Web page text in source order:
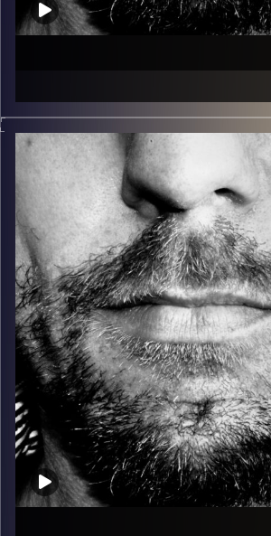
של הופעות חיות. הרבה ג'אם, רוק,
בלוז, bluegrass, ג'אז, Fאנק, פרוגרסיב ואפילו אלקטרוניקה.
David